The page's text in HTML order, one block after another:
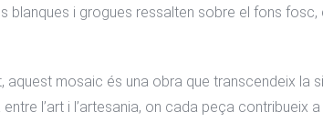
blanques i grogues ressalten sobre el fons
aquest mosaic és una obra que transcendeix
entre l’art i l’artesania, on cada peça